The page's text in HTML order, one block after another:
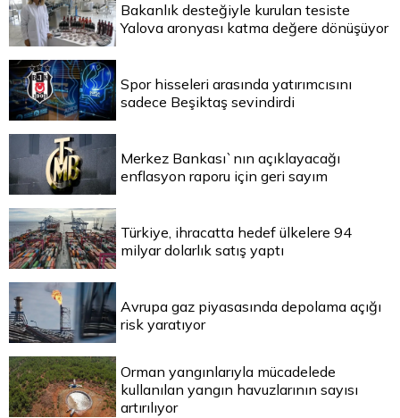
Bakanlık desteğiyle kurulan tesiste
Yalova aronyası katma değere dönüşüyor
Spor hisseleri arasında yatırımcısını
sadece Beşiktaş sevindirdi
Merkez Bankası`nın açıklayacağı
enflasyon raporu için geri sayım
Türkiye, ihracatta hedef ülkelere 94
milyar dolarlık satış yaptı
Avrupa gaz piyasasında depolama açığı
risk yaratıyor
Orman yangınlarıyla mücadelede
kullanılan yangın havuzlarının sayısı
artırılıyor